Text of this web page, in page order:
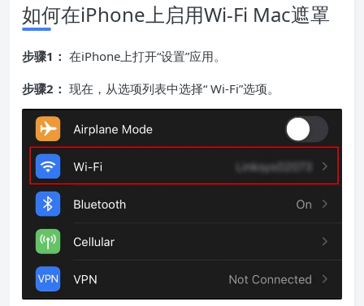
如何在iPhone上启用Wi-Fi Mac遮罩
步骤1： 在iPhone上打开“设置”应用。
步骤2： 现在，从选项列表中选择“ Wi-Fi”选项。